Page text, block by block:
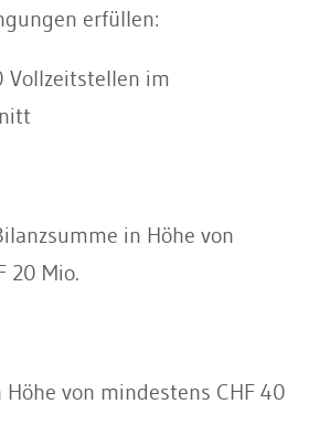
erfüllen:
Vollzeitstellen im
in Höhe von
20 Mio.
von mindestens CHF 40